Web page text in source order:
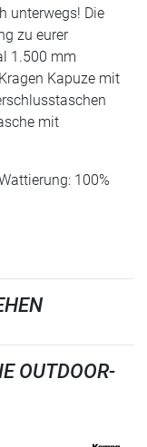
unterwegs! Die
zu eurer
1.500 mm
Kapuze mit
mit
100%
OUTDOOR-